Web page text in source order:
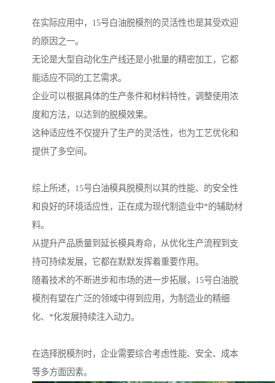
在实际应用中，15号白油脱模剂的灵活性也是其受欢迎
的原因之一。
无论是大型自动化生产线还是小批量的精密加工，它都
能适应不同的工艺需求。
企业可以根据具体的生产条件和材料特性，调整使用浓
度和方法，以达到的脱模效果。
这种适应性不仅提升了生产的灵活性，也为工艺优化和
提供了多空间。
综上所述，15号白油模具脱模剂以其的性能、的安全性
和良好的环境适应性，正在成为现代制造业中*的辅助材
料。
从提升产品质量到延长模具寿命，从优化生产流程到支
持可持续发展，它都在默默发挥着重要作用。
随着技术的不断进步和市场的进一步拓展，15号白油脱
模剂有望在广泛的领域中得到应用，为制造业的精细
化、*化发展持续注入动力。
在选择脱模剂时，企业需要综合考虑性能、安全、成本
等多方面因素。